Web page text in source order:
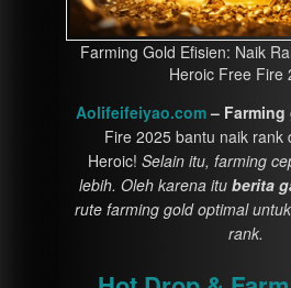
Farming Gold Efisien: Naik
Heroic Free Fire
Aolifeifeiyao.com–
Fire 2025 bantu naik rank
Heroic! Selain itu, farming
lebih. Oleh karena itu berita
rute farming gold optimal
rank.